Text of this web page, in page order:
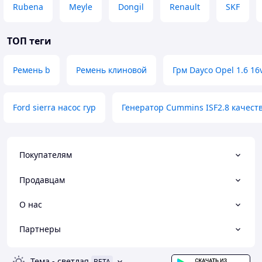
Rubena Meyle Dongil Renault SKF
ТОП теги
Ремень b Ремень клиновой Грм Dayco Opel 1.6
Ford sierra насос гур Генератор Cummins ISF2.8
Покупателям
Продавцам
О нас
Партнеры